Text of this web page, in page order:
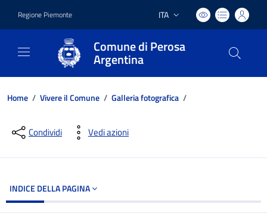
Regione Piemonte Lingua attiva:
ITA
Comune di Perosa
Argentina
Home / Vivere il Comune / Galleria fotografica /
Dettagli del documento
Condividi Vedi azioni
INDICE DELLA PAGINA